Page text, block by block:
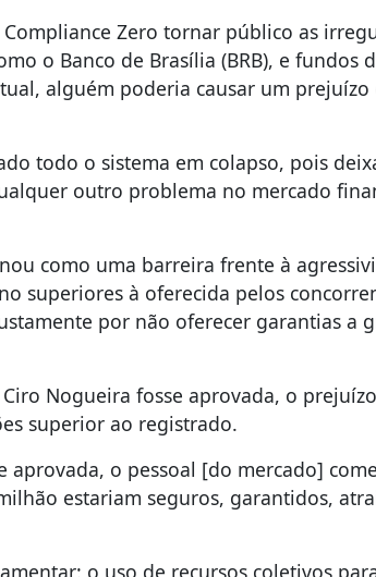
Zero tornar público as
o Banco de Brasília (BRB), e fundos
alguém poderia causar um prejuízo
todo o sistema em colapso, pois
outro problema no mercado
como uma barreira frente à
superiores à oferecida pelos
por não oferecer garantias a
Nogueira fosse aprovada, o
superior ao registrado.
aprovada, o pessoal [do mercado]
estariam seguros, garantidos,
o uso de recursos coletivos